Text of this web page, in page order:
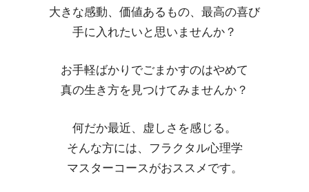
大きな感動、価値あるもの、最高の喜び
手に入れたいと思いませんか？
お手軽ばかりでごまかすのはやめて
真の生き方を見つけてみませんか？
何だか最近、虚しさを感じる。
そんな方には、フラクタル心理学
マスターコースがおススメです。